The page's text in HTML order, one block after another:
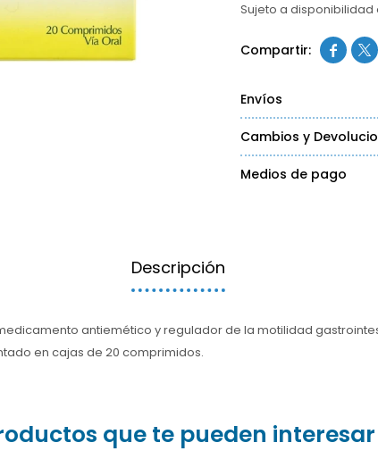
Sujeto a disponibilidad
 
Envíos
Cambios y
Medios de pago
Descripción
antiemético y regulador de la motilidad
en cajas de 20 comprimidos.
que te pueden interesar